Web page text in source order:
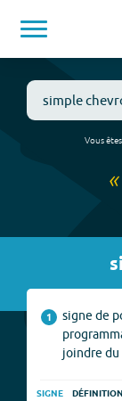
Vous
«
1
signe de
joindre
SIGNE